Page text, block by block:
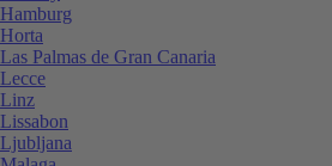
Hamburg
Horta
Las Palmas de Gran Canaria
Lecce
Linz
Lissabon
Ljubljana